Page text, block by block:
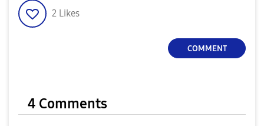
2 Likes
COMMENT
4 Comments